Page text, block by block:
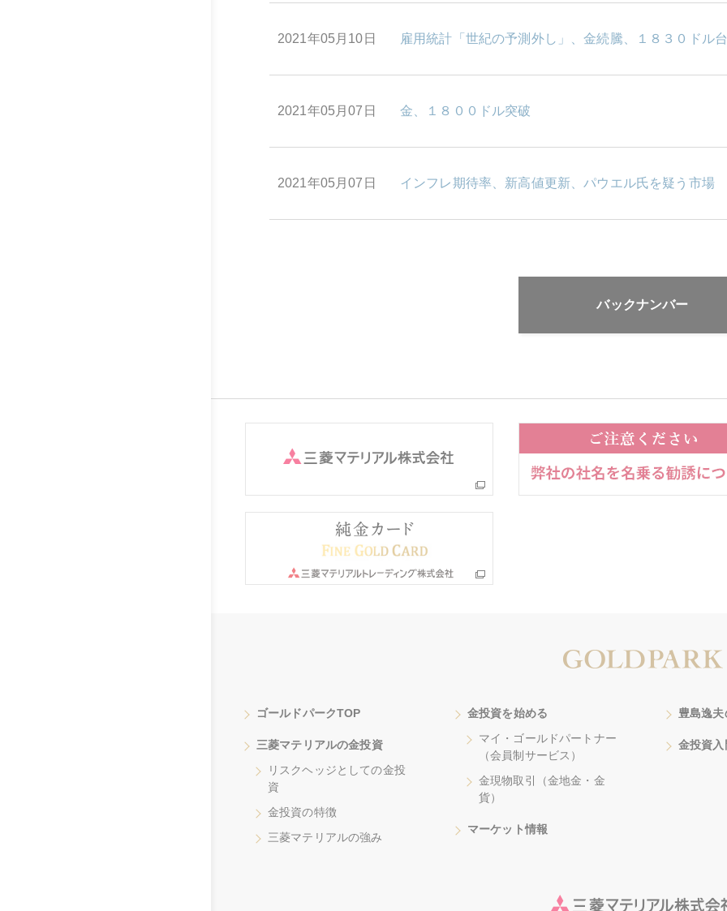
2021年05月10日 雇用統計「世紀の予測外し」、金続騰、１８３０ドル
2021年05月07日 金、１８００ドル突破
2021年05月07日 インフレ期待率、新高値更新、パウエル氏を疑う市場
バックナンバー
ゴールドパークTOP
三菱マテリアルの金投資
リスクヘッジとしての金投
資
金投資の特徴
三菱マテリアルの強み
金投資を始める
マイ・ゴールドパートナー
（会員制サービス）
金現物取引（金地金・金
貨）
マーケット情報
豊島逸
金投資入